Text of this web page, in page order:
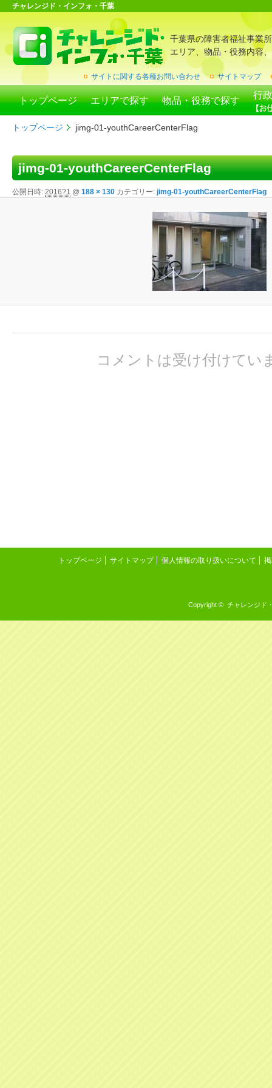
チャレンジド・インフォ・千葉
千葉県の障害者福祉事業
エリア、物品・役務内容
サイトに関する各種お問い合わせ サイトマップ
トップページ エリアで探す 物品・役務で探す
行
トップページ jimg-01-youthCareerCenterFlag
jimg-01-youthCareerCenterFlag
公開日時: 2016?1 @ 188 × 130 カテゴリー: jimg-01-youthCareerCenterFlag
コメントは受け付けてい
トップページ サイトマップ 個人情報の取り扱いについて
Copyright © チャレンジド